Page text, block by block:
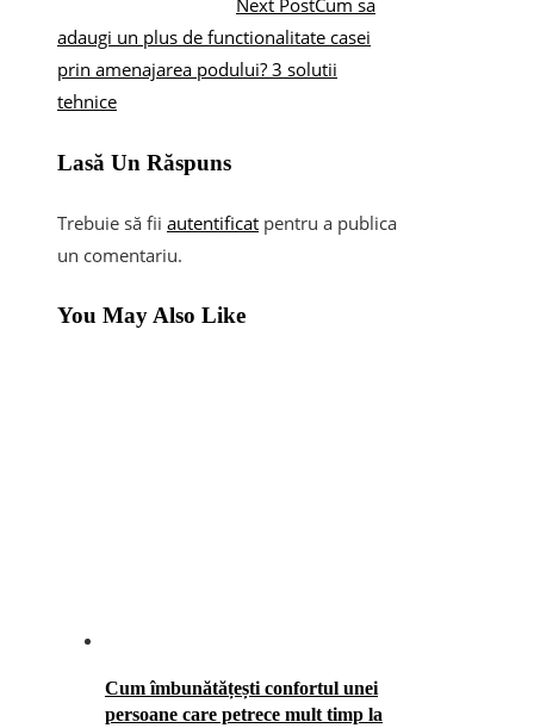
Next PostCum sa
adaugi un plus de functionalitate casei
prin amenajarea podului? 3 solutii
tehnice
Lasă Un Răspuns
Trebuie să fii autentificat pentru a publica
un comentariu.
You May Also Like
Cum îmbunătățești confortul unei
persoane care petrece mult timp la